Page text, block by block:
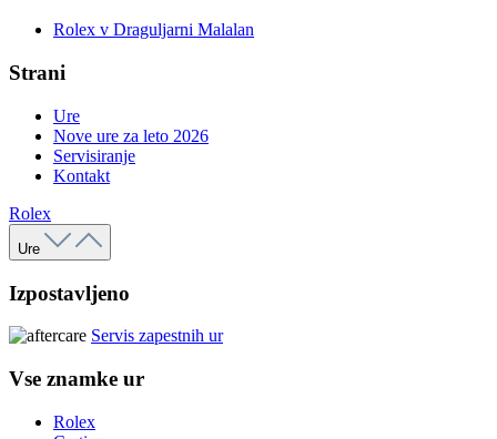
Rolex v Draguljarni Malalan
Strani
Ure
Nove ure za leto 2026
Servisiranje
Kontakt
Rolex
Ure
Izpostavljeno
Servis zapestnih ur
Vse znamke ur
Rolex